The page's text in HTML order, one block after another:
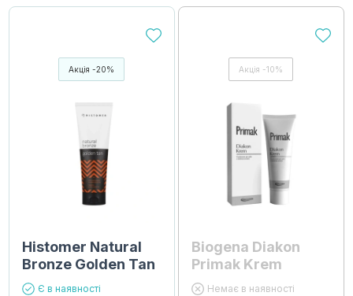
Акція -20%
Histomer Natural
Bronze Golden Tan
Є в наявності
Акція -10%
Biogena Diakon
Primak Krem
Немає в наявності